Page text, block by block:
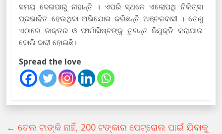
ସମୟ ଦେଇପାରୁ ନାହାନ୍ତି । ଏପରି ସ୍ଥଳେ ଏଲୋପଥି ଚିକିତ୍ସା
ପ୍ରଭାବିତ ହେଉଥିବା ଅଭିଯୋଗ କରିଛନ୍ତି ଅଞ୍ଚଳବାସୀ । ତେଣୁ
ଏଠାରେ ଡାକ୍ତର ଓ ଫାର୍ମାସିଷ୍ଟଙ୍କୁ ତୁରନ୍ତ ନିଯୁକ୍ତି କରାଯାଉ
ବୋଲି ଦାବୀ ହୋଇଛି।
Spread the love
← ତେଲ ଟାଙ୍କି ନାହିଁ, 200 ଟଙ୍କାର ପେଟ୍ରୋଲ ପାଇଁ ଯିବାକୁ